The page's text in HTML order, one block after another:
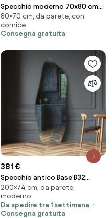
Specchio moderno 70x80 cm
effetto marmo avorio e vetro
bronzo - JACOB
80×70 cm, da parete, con
cornice
Consegna gratuita
381 €
Specchio antico Base B32
74×200
200×74 cm, da parete,
moderno
Da spedire tra 1 settimana
Consegna gratuita